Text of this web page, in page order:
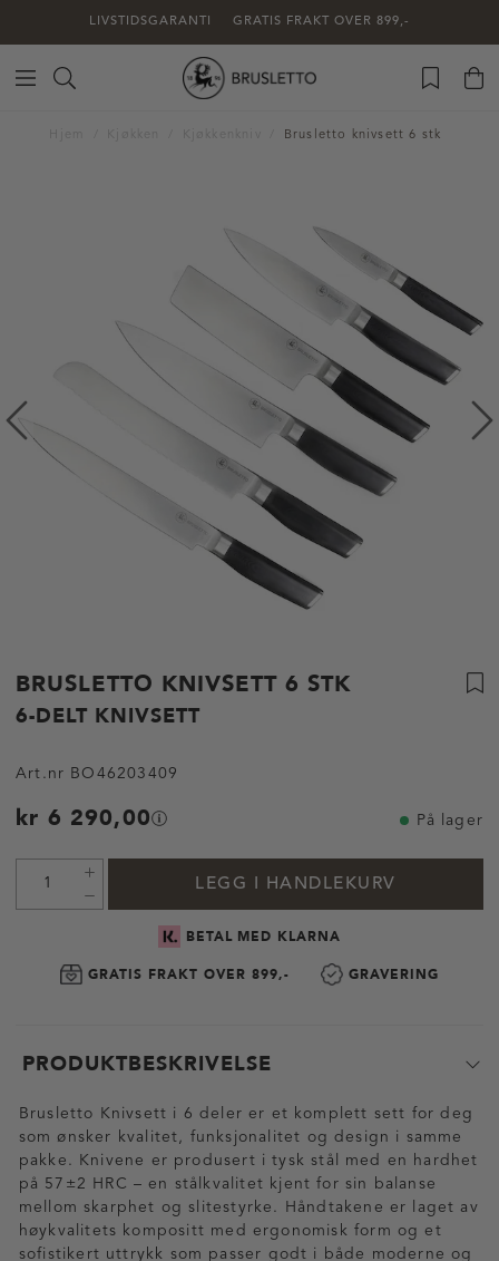
LIVSTIDSGARANTI GRATIS FRAKT OVER 899,-
Brusletto knivsett 6 stk
BRUSLETTO KNIVSETT 6 STK
6-DELT KNIVSETT
Art.nr BO46203409
kr 6 290,00 På lager
LEGG I HANDLEKURV
BETAL MED KLARNA
GRATIS FRAKT OVER 899,- GRAVERING
PRODUKTBESKRIVELSE
Brusletto Knivsett i 6 deler er et komplett sett for deg
som ønsker kvalitet, funksjonalitet og design i samme
pakke. Knivene er produsert i tysk stål med en hardhet
på 57±2 HRC – en stålkvalitet kjent for sin balanse
mellom skarphet og slitestyrke. Håndtakene er laget av
høykvalitets kompositt med ergonomisk form og et
sofistikert uttrykk som passer godt i både moderne og